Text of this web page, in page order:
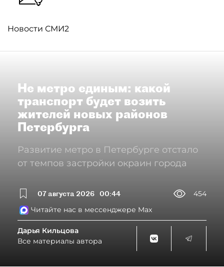
Новости СМИ2
Не метро единым: какой
транспорт будет возить
жителей новых районов
Петербурга
Развитие метро в Петербурге отстало
от темпов застройки окраин города
07 августа 2026 00:44
454
Читайте нас в мессенджере Max
Дарья Кильцова
Все материалы автора